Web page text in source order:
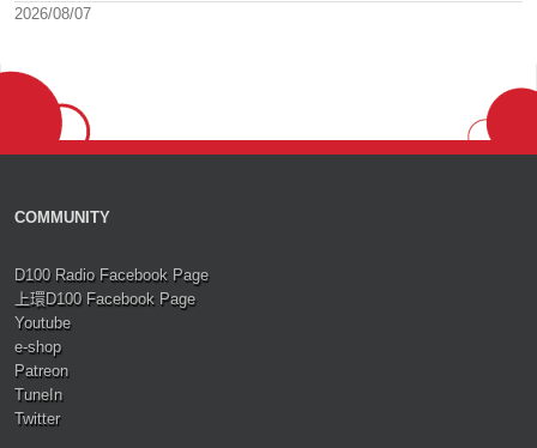
2026/08/07
COMMUNITY
D100 Radio Facebook Page
上環D100 Facebook Page
Youtube
e-shop
Patreon
TuneIn
Twitter